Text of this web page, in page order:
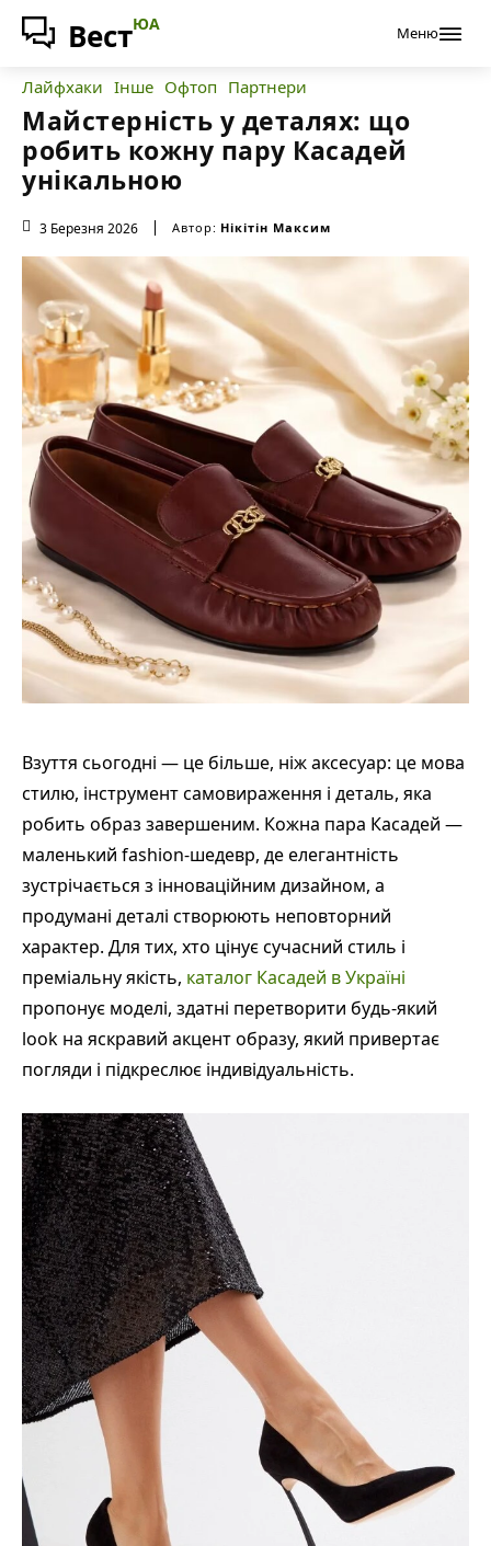
ВестЮА Меню
Лайфхаки Інше Офтоп Партнери
Майстерність у деталях: що
робить кожну пару Касадей
унікальною
3 Березня 2026 Автор: Нікітін Максим
Взуття сьогодні — це більше, ніж аксесуар: це мова
стилю, інструмент самовираження і деталь, яка
робить образ завершеним. Кожна пара Касадей —
маленький fashion-шедевр, де елегантність
зустрічається з інноваційним дизайном, а
продумані деталі створюють неповторний
характер. Для тих, хто цінує сучасний стиль і
преміальну якість, каталог Касадей в Україні
пропонує моделі, здатні перетворити будь-який
look на яскравий акцент образу, який привертає
погляди і підкреслює індивідуальність.